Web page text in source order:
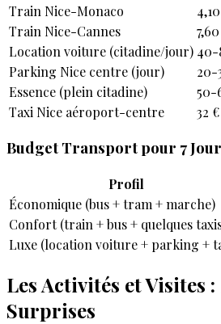
Train Nice-Monaco
Train Nice-Cannes
Location voiture (citadine/jour) 40-
Parking Nice centre (jour)
20-
Essence (plein citadine)
50-
Taxi Nice aéroport-centre
32
Budget Transport pour 7
Profil
Économique (bus + tram + marche)
Confort (train + bus + quelques
Luxe (location voiture + parking +
Les Activités et Visites :
Surprises